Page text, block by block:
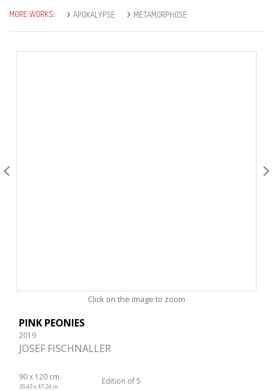
MORE WORKS: APOKALYPSE METAMORPHOSE
Click on the image to zoom
PINK PEONIES
2019
JOSEF FISCHNALLER
90 x 120 cm.
35.43 x 47.24 in.
Edition of 5